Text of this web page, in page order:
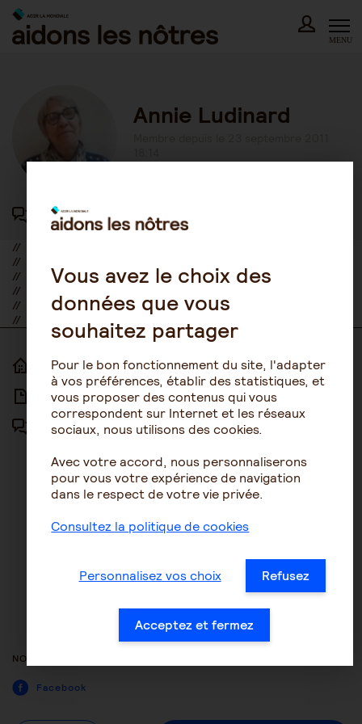
Skip
content
MENU
Annie Ludinard
417 participations au forum
//
//
//
//
//
//
ACCUEIL
ARTICLES
FORUM
ACCESSIBILITÉ
NOUS CONTACTER
MENTIONS LÉGALES
PLAN DU SITE
CONDITIONS GÉNÉRALES
GESTION DES COOKIES
ACCESSIBILITÉ : NON
CONFORME
NOUS SUIVRE
Facebook
Vous avez le choix des
données que vous
souhaitez partager
Pour le bon fonctionnement du site, l'adapter
à vos préférences, établir des statistiques, et
vous proposer des contenus qui vous
correspondent sur Internet et les réseaux
sociaux, nous utilisons des cookies.
Avec votre accord, nous personnaliserons
pour vous votre expérience de navigation
dans le respect de votre vie privée.
Consultez la politique de cookies
Personnalisez vos choix Refusez
Acceptez et fermez